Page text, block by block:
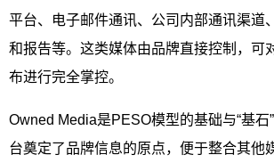
平台、电子邮件通讯、公司内部通讯渠道
和报告等。这类媒体由品牌直接控制，可
布进行完全掌控。
Owned Media是PESO模型的基础与“基石
台奠定了品牌信息的原点，便于整合其他